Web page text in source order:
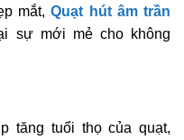
mắt,Quạt hút âm trần
sự mới mẻ cho không
tăng tuổi thọ của quạt,